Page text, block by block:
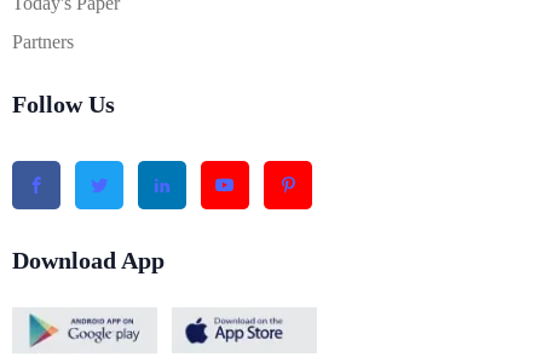
Partners
Follow Us
Download App